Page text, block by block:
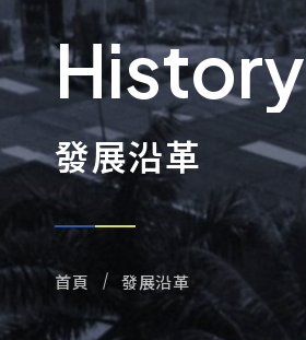
History
發展沿革
首頁 發展沿革
技術與方案
產品資訊
技術服務
東台集團
投資人專區